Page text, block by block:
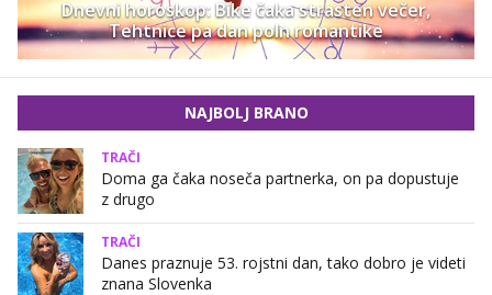
Dnevni horoskop: Bike čaka strasten večer,
Tehtnice pa dan poln romantike
NAJBOLJ BRANO
TRAČI
Doma ga čaka noseča partnerka, on pa dopustuje
z drugo
TRAČI
Danes praznuje 53. rojstni dan, tako dobro je videti
znana Slovenka